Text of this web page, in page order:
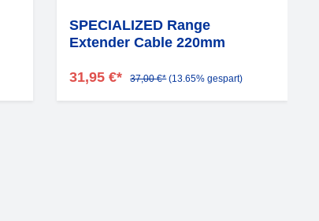
SPECIALIZED Range
Extender Cable 220mm
31,95 €* 37,00 €* (13.65% gespart)